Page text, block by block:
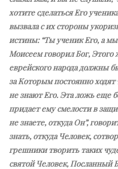
хотите сделаться Его
вызвала с их стороны
истины: “Ты ученик Его, а
Моисеем говорил Бог, Этого
еврейского народа должны
за Которым постоянно ходят
не знают Его. Эта ложь еще
придает ему смелости в
не знаете, откуда Он”,
знать, откуда Человек,
грешники творить таких
святой Человек, Посланный